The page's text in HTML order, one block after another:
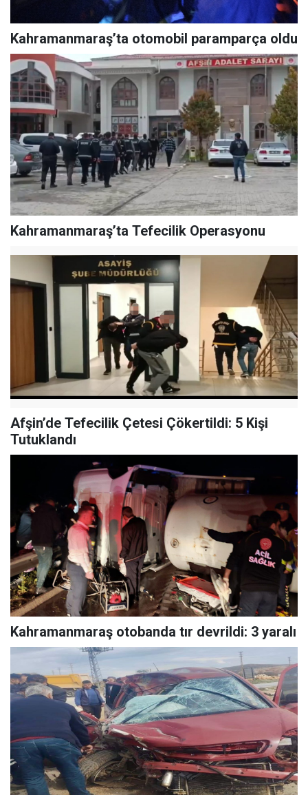
Kahramanmaraş’ta otomobil paramparça oldu
Kahramanmaraş’ta Tefecilik Operasyonu
Afşin’de Tefecilik Çetesi Çökertildi: 5 Kişi
Tutuklandı
Kahramanmaraş otobanda tır devrildi: 3 yaralı